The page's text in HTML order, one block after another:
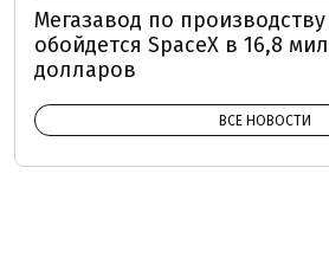
Мегазавод по
обойдется SpaceX в 16,8
долларов
ВСЕ НОВОСТИ